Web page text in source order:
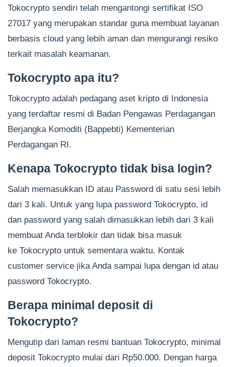
Tokocrypto sendiri telah mengantongi sertifikat ISO
27017 yang merupakan standar guna membuat layanan
berbasis cloud yang lebih aman dan mengurangi resiko
terkait masalah keamanan.
Tokocrypto apa itu?
Tokocrypto adalah pedagang aset kripto di Indonesia
yang terdaftar resmi di Badan Pengawas Perdagangan
Berjangka Komoditi (Bappebti) Kementerian
Perdagangan RI.
Kenapa Tokocrypto tidak bisa login?
Salah memasukkan ID atau Password di satu sesi lebih
dari 3 kali. Untuk yang lupa password Tokocrypto, id
dan password yang salah dimasukkan lebih dari 3 kali
membuat Anda terblokir dan tidak bisa masuk
ke Tokocrypto untuk sementara waktu. Kontak
customer service jika Anda sampai lupa dengan id atau
password Tokocrypto.
Berapa minimal deposit di
Tokocrypto?
Mengutip dari laman resmi bantuan Tokocrypto, minimal
deposit Tokocrypto mulai dari Rp50.000. Dengan harga